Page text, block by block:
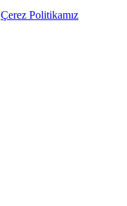
Çerez Politikamız